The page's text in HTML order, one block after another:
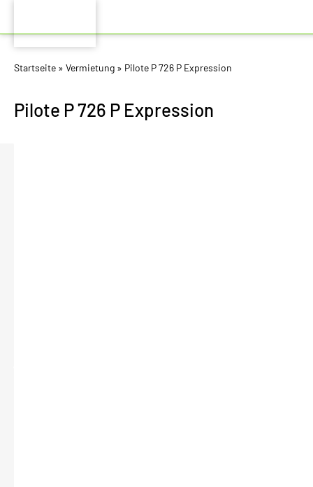
Startseite » Vermietung » Pilote P 726 P Expression
Pilote P 726 P Expression